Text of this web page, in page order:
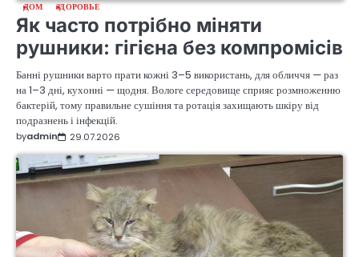
ДОМ ЗДОРОВЬЕ
Як часто потрібно міняти
рушники: гігієна без компромісів
Банні рушники варто прати кожні 3–5 використань, для обличчя — раз
на 1–3 дні, кухонні — щодня. Вологе середовище сприяє розмноженню
бактерій, тому правильне сушіння та ротація захищають шкіру від
подразнень і інфекцій.
byadmin 29.07.2026